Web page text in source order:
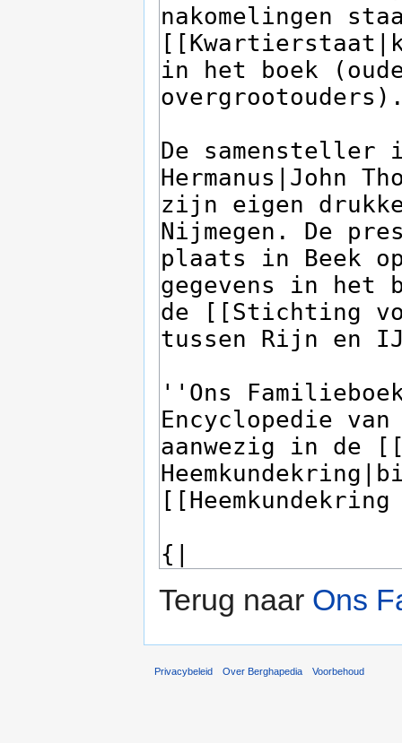
Terug naar Ons
Privacybeleid Over Berghapedia Voorbehoud